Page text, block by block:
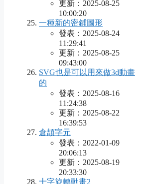
更新：2025-08-25
10:00:20
一種新的密鋪圖形
發表：2025-08-24
11:29:41
更新：2025-08-25
09:43:00
SVG也是可以用來做3d動畫
的
發表：2025-08-16
11:24:38
更新：2025-08-22
16:39:53
倉頡字元
發表：2022-01-09
20:06:13
更新：2025-08-19
20:33:30
十字旋轉動畫2